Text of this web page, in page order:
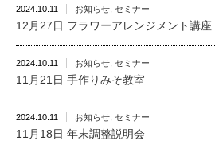
2024.10.11 お知らせ セミナー
12月27日 フラワーアレンジメント講座
2024.10.11 お知らせ セミナー
11月21日 手作りみそ教室
2024.10.11 お知らせ セミナー
11月18日 年末調整説明会